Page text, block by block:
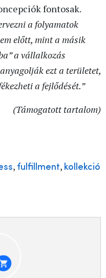
fontosak.
a folyamatok
előtt, mint a másik
a vállalkozás
ezt a területet,
a fejlődését.”
(Támogatott tartalom)
, fulfillment, kollekció